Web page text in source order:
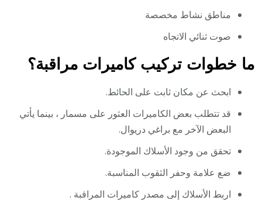
مناطق نشاط مخصصة
صوت ثنائي الاتجاه
ما خطوات تركيب كاميرات مراقبة؟
ابحث عن مكان ثابت على الحائط.
قد تتطلب بعض الكاميرات العثور على مسمار ، بينما يأتي
البعض الآخر مع براغي دريوال.
تحقق من وجود الأسلاك الموجودة.
ضع علامة وحفر الثقوب المناسبة.
اربط الأسلاك إلى مصدر كاميرات المراقبة .